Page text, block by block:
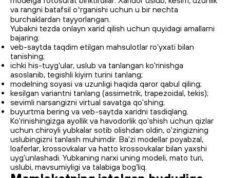
va rangni batafsil oʻrganishi uchun u bir nechta
burchaklardan tayyorlangan.
Yubakni tezda onlayn xarid qilish uchun quyidagi amallarni
bajaring:
veb-saytda taqdim etilgan mahsulotlar ro'yxati bilan
tanishing;
ichki his-tuyg'ular, uslub va tanlangan ko'rinishga
asoslanib, tegishli kiyim turini tanlang;
modelning soyasi va uzunligi haqida qaror qabul qiling;
kesilgan variantni tanlang (assimetrik, trapezoidal, tekis);
sevimli narsangizni virtual savatga qo'shing;
buyurtma bering va veb-saytda xaridni tasdiqlang.
Ko'rinishingizga ayollik va havodorlik qo'shish uchun qizlar
uchun chiroyli yubkalar sotib olishdan oldin, o'zingizning
uslubingizni tanlash muhimdir. Ba'zi modellar poyabzal,
loaferlar, krossovkalar va hatto krossovkalar bilan yaxshi
uyg'unlashadi. Yubkaning narxi uning modeli, mato turi,
uslubi, mavsumiyligi va talabiga bog‘liq.